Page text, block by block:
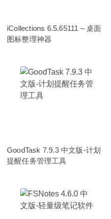
iCollections 6.5.65111 – 桌面
图标整理神器
GoodTask 7.9.3 中文版-计划
提醒任务管理工具